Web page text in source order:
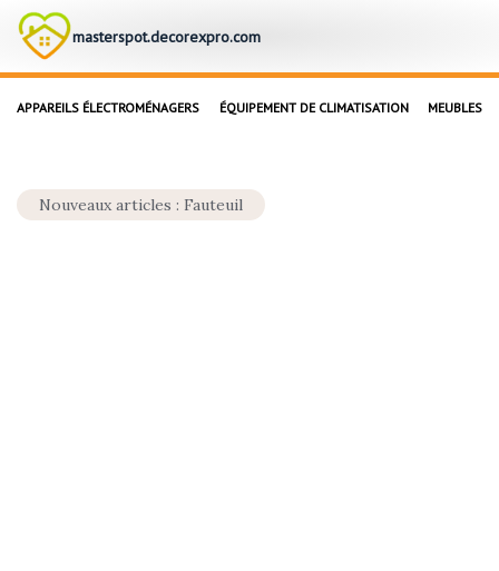
masterspot.decorexpro.com
APPAREILS ÉLECTROMÉNAGERS ÉQUIPEMENT DE CLIMATISATION MEUBLES
Nouveaux articles : Fauteuil